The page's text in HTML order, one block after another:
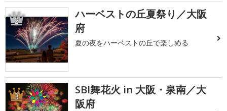
2
ハーベストの丘夏祭り／大阪
府
夏の夜をハーベストの丘で楽しめる
3
SBI舞花火 in 大阪・泉南／大
阪府